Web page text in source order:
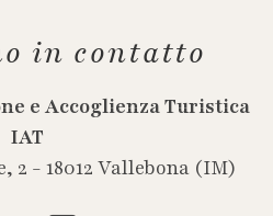
in contatto
e Accoglienza Turistica
IAT
2 - 18012 Vallebona (IM)